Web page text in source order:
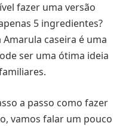
fazer uma versão
5 ingredientes?
Amarula caseira é uma
ser uma ótima ideia
a passo como fazer
vamos falar um pouco